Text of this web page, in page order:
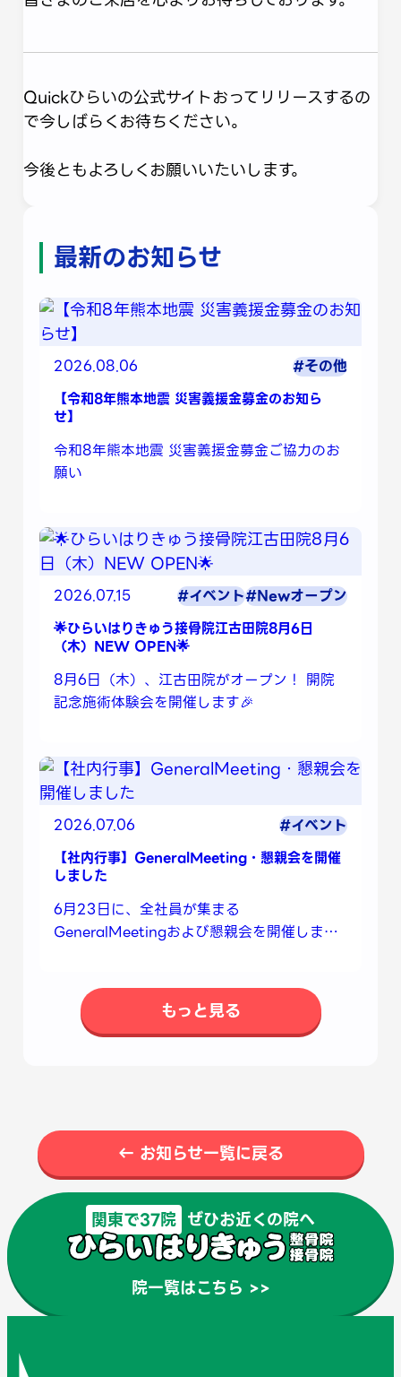
Quickひらいの公式サイトおってリリースするの
で今しばらくお待ちください。
今後ともよろしくお願いいたいします。
最新のお知らせ
2026.08.06 #その他
【令和8年熊本地震 災害義援金募金のお知ら
せ】
令和8年熊本地震 災害義援金募金ご協力のお
願い
2026.07.15 #イベント#Newオープン
🌟ひらいはりきゅう接骨院江古田院8月6日
（木）NEW OPEN🌟
8月6日（木）、江古田院がオープン！ 開院
記念施術体験会を開催します🎉
2026.07.06 #イベント
【社内行事】GeneralMeeting・懇親会を開催
しました
6月23日に、全社員が集まる
GeneralMeetingおよび懇親会を開催しまし
もっと見る
← お知らせ一覧に戻る
関東で37院 ぜひお近くの院へ
院一覧はこちら >>